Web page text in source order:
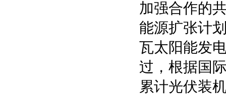
加强合作的
能源扩张计
瓦太阳能发
过，根据国
累计光伏装